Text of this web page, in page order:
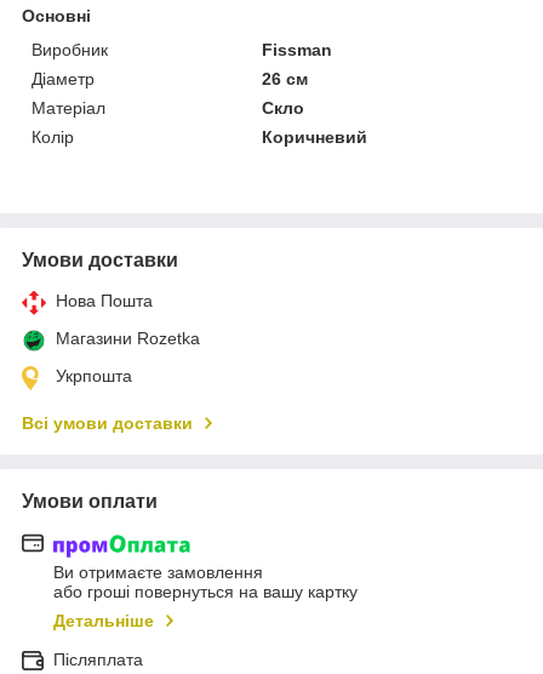
Основні
Виробник
Fissman
Діаметр
26 см
Матеріал
Скло
Колір
Коричневий
Умови доставки
Нова Пошта
Магазини Rozetka
Укрпошта
Всі умови доставки
Умови оплати
Ви отримаєте замовлення
або гроші повернуться на вашу картку
Детальніше
Післяплата